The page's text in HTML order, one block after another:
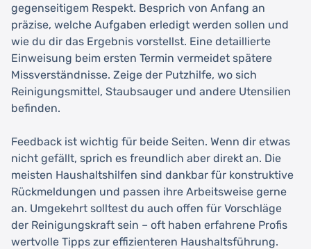
gegenseitigem Respekt. Besprich von Anfang an
präzise, welche Aufgaben erledigt werden sollen und
wie du dir das Ergebnis vorstellst. Eine detaillierte
Einweisung beim ersten Termin vermeidet spätere
Missverständnisse. Zeige der Putzhilfe, wo sich
Reinigungsmittel, Staubsauger und andere Utensilien
befinden.
Feedback ist wichtig für beide Seiten. Wenn dir etwas
nicht gefällt, sprich es freundlich aber direkt an. Die
meisten Haushaltshilfen sind dankbar für konstruktive
Rückmeldungen und passen ihre Arbeitsweise gerne
an. Umgekehrt solltest du auch offen für Vorschläge
der Reinigungskraft sein – oft haben erfahrene Profis
wertvolle Tipps zur effizienteren Haushaltsführung.